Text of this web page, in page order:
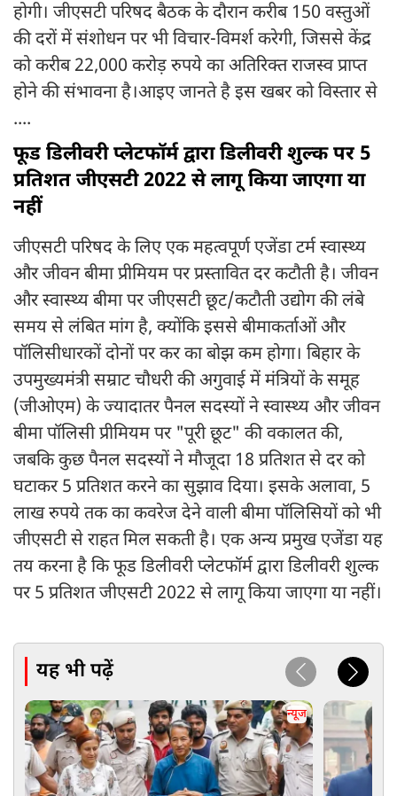
होगी। जीएसटी परिषद बैठक के दौरान करीब 150 वस्तुओं
की दरों में संशोधन पर भी विचार-विमर्श करेगी, जिससे केंद्र
को करीब 22,000 करोड़ रुपये का अतिरिक्त राजस्व प्राप्त
होने की संभावना है।आइए जानते है इस खबर को विस्तार से
....
फूड डिलीवरी प्लेटफॉर्म द्वारा डिलीवरी शुल्क पर 5
प्रतिशत जीएसटी 2022 से लागू किया जाएगा या
नहीं
जीएसटी परिषद के लिए एक महत्वपूर्ण एजेंडा टर्म स्वास्थ्य
और जीवन बीमा प्रीमियम पर प्रस्तावित दर कटौती है। जीवन
और स्वास्थ्य बीमा पर जीएसटी छूट/कटौती उद्योग की लंबे
समय से लंबित मांग है, क्योंकि इससे बीमाकर्ताओं और
पॉलिसीधारकों दोनों पर कर का बोझ कम होगा। बिहार के
उपमुख्यमंत्री सम्राट चौधरी की अगुवाई में मंत्रियों के समूह
(जीओएम) के ज्यादातर पैनल सदस्यों ने स्वास्थ्य और जीवन
बीमा पॉलिसी प्रीमियम पर "पूरी छूट" की वकालत की,
जबकि कुछ पैनल सदस्यों ने मौजूदा 18 प्रतिशत से दर को
घटाकर 5 प्रतिशत करने का सुझाव दिया। इसके अलावा, 5
लाख रुपये तक का कवरेज देने वाली बीमा पॉलिसियों को भी
जीएसटी से राहत मिल सकती है। एक अन्य प्रमुख एजेंडा यह
तय करना है कि फूड डिलीवरी प्लेटफॉर्म द्वारा डिलीवरी शुल्क
पर 5 प्रतिशत जीएसटी 2022 से लागू किया जाएगा या नहीं।
यह भी पढ़ें
न्यूज